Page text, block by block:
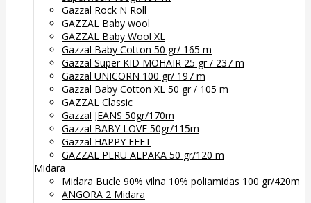
Gazzal Rock N Roll
GAZZAL Baby wool
GAZZAL Baby Wool XL
Gazzal Baby Cotton 50 gr/ 165 m
Gazzal Super KID MOHAIR 25 gr / 237 m
Gazzal UNICORN 100 gr/ 197 m
Gazzal Baby Cotton XL 50 gr / 105 m
GAZZAL Classic
Gazzal JEANS 50gr/170m
Gazzal BABY LOVE 50gr/115m
Gazzal HAPPY FEET
GAZZAL PERU ALPAKA 50 gr/120 m
Midara
Midara Bucle 90% vilna 10% poliamidas 100 gr/420m
ANGORA 2 Midara